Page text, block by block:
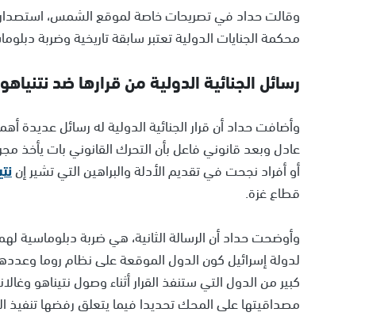
وقالت حداد في تصريحات خاصة لموقع الشمس، استصدار
محكمة الجنايات الدولية تعتبر سابقة تاريخية وضربة
رسائل الجنائية الدولية من قرارها ضد
وأضافت حداد أن قرار الجنائية الدولية له رسائل عديدة
عادل وبعد قانوني فاعل بأن التحرك القانوني بات يأخذ
أو أفراد نجحت في تقديم الأدلة والبراهين التي تشير إن
قطاع غزة.
وأوضحت حداد أن الرسالة الثانية، هي ضربة دبلوماسية
كبير من الدول التي ستنفذ القرار أثناء وصول نتيناهو
مصداقيتها على المحك تحديدا فيما يتعلق رفضها تنفيذ